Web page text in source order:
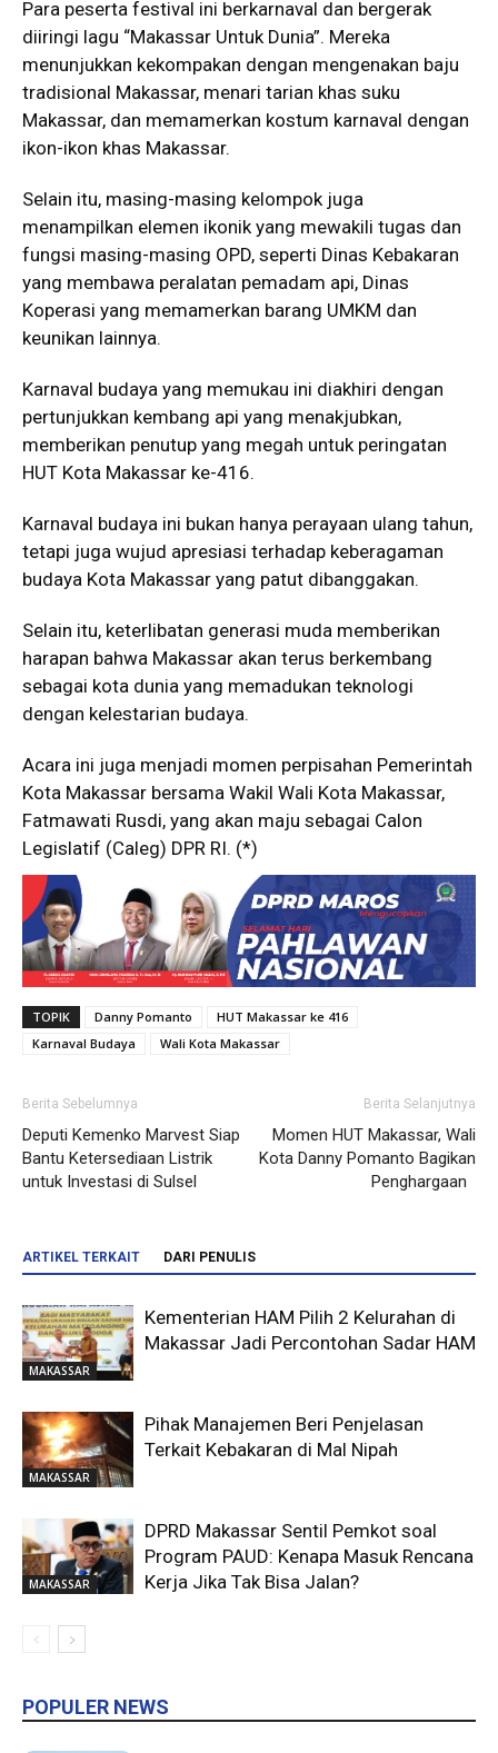
Para peserta festival ini berkarnaval dan bergerak
diiringi lagu “Makassar Untuk Dunia”. Mereka
menunjukkan kekompakan dengan mengenakan baju
tradisional Makassar, menari tarian khas suku
Makassar, dan memamerkan kostum karnaval dengan
ikon-ikon khas Makassar.
Selain itu, masing-masing kelompok juga
menampilkan elemen ikonik yang mewakili tugas dan
fungsi masing-masing OPD, seperti Dinas Kebakaran
yang membawa peralatan pemadam api, Dinas
Koperasi yang memamerkan barang UMKM dan
keunikan lainnya.
Karnaval budaya yang memukau ini diakhiri dengan
pertunjukkan kembang api yang menakjubkan,
memberikan penutup yang megah untuk peringatan
HUT Kota Makassar ke-416.
Karnaval budaya ini bukan hanya perayaan ulang tahun,
tetapi juga wujud apresiasi terhadap keberagaman
budaya Kota Makassar yang patut dibanggakan.
Selain itu, keterlibatan generasi muda memberikan
harapan bahwa Makassar akan terus berkembang
sebagai kota dunia yang memadukan teknologi
dengan kelestarian budaya.
Acara ini juga menjadi momen perpisahan Pemerintah
Kota Makassar bersama Wakil Wali Kota Makassar,
Fatmawati Rusdi, yang akan maju sebagai Calon
Legislatif (Caleg) DPR RI. (*)
TOPIK Danny Pomanto
HUT Makassar ke 416
Karnaval Budaya
Wali Kota Makassar
Berita Sebelumnya
Deputi Kemenko Marvest Siap
Bantu Ketersediaan Listrik
untuk Investasi di Sulsel
Berita Selanjutnya
Momen HUT Makassar, Wali
Kota Danny Pomanto Bagikan
Penghargaan
ARTIKEL TERKAIT DARI PENULIS
MAKASSAR
Kementerian HAM Pilih 2 Kelurahan di
Makassar Jadi Percontohan Sadar HAM
MAKASSAR
Pihak Manajemen Beri Penjelasan
Terkait Kebakaran di Mal Nipah
MAKASSAR
DPRD Makassar Sentil Pemkot soal
Program PAUD: Kenapa Masuk Rencana
Kerja Jika Tak Bisa Jalan?
POPULER NEWS